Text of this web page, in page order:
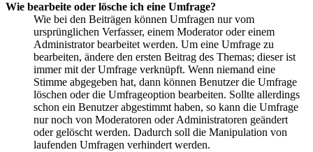
Wie bearbeite oder lösche ich eine Umfrage?
Wie bei den Beiträgen können Umfragen nur vom
ursprünglichen Verfasser, einem Moderator oder einem
Administrator bearbeitet werden. Um eine Umfrage zu
bearbeiten, ändere den ersten Beitrag des Themas; dieser ist
immer mit der Umfrage verknüpft. Wenn niemand eine
Stimme abgegeben hat, dann können Benutzer die Umfrage
löschen oder die Umfrageoption bearbeiten. Sollte allerdings
schon ein Benutzer abgestimmt haben, so kann die Umfrage
nur noch von Moderatoren oder Administratoren geändert
oder gelöscht werden. Dadurch soll die Manipulation von
laufenden Umfragen verhindert werden.